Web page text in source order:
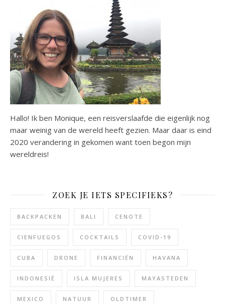
Hallo! Ik ben Monique, een reisverslaafde die eigenlijk nog
maar weinig van de wereld heeft gezien. Maar daar is eind
2020 verandering in gekomen want toen begon mijn
wereldreis!
ZOEK JE IETS SPECIFIEKS?
BACKPACKEN BALI CENOTE
CIENFUEGOS COCKTAILS COVID-19
CUBA DRONE FINANCIËN HAVANA
INDONESIË ISLA MUJERES MAYASTEDEN
MEXICO NATUUR OLDTIMER